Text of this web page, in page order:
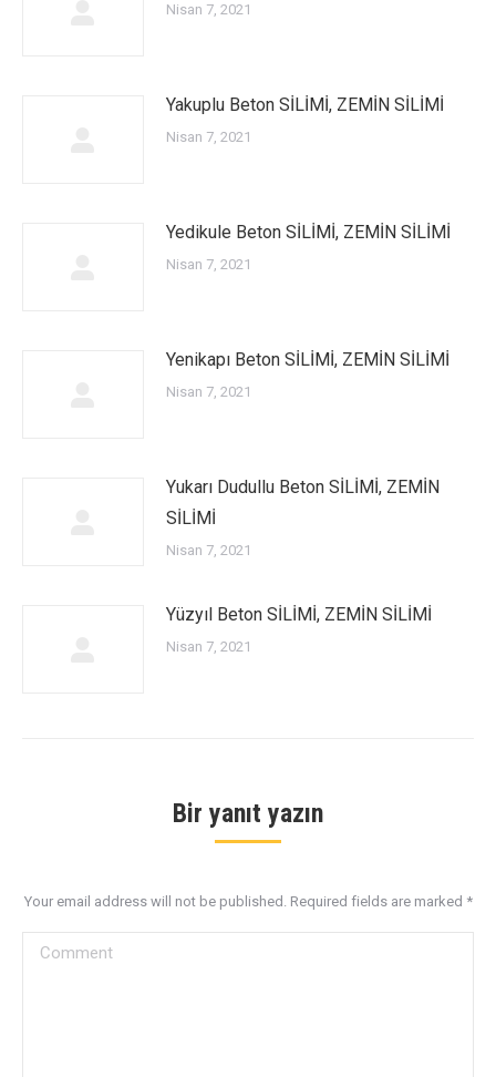
Nisan 7, 2021
Yakuplu Beton SİLİMİ, ZEMİN SİLİMİ
Nisan 7, 2021
Yedikule Beton SİLİMİ, ZEMİN SİLİMİ
Nisan 7, 2021
Yenikapı Beton SİLİMİ, ZEMİN SİLİMİ
Nisan 7, 2021
Yukarı Dudullu Beton SİLİMİ, ZEMİN
SİLİMİ
Nisan 7, 2021
Yüzyıl Beton SİLİMİ, ZEMİN SİLİMİ
Nisan 7, 2021
Bir yanıt yazın
Your email address will not be published. Required fields are marked *
Comment